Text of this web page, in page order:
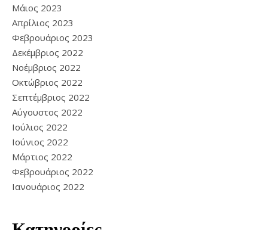
Μάιος 2023
Απρίλιος 2023
Φεβρουάριος 2023
Δεκέμβριος 2022
Νοέμβριος 2022
Οκτώβριος 2022
Σεπτέμβριος 2022
Αύγουστος 2022
Ιούλιος 2022
Ιούνιος 2022
Μάρτιος 2022
Φεβρουάριος 2022
Ιανουάριος 2022